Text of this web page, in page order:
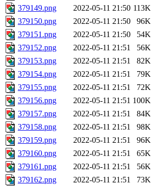
379149.png
2022-05-11 21:50 113K
379150.png
2022-05-11 21:50
96K
379151.png
2022-05-11 21:50
54K
379152.png
2022-05-11 21:51
56K
379153.png
2022-05-11 21:51
82K
379154.png
2022-05-11 21:51
79K
379155.png
2022-05-11 21:51
72K
379156.png
2022-05-11 21:51 100K
379157.png
2022-05-11 21:51
84K
379158.png
2022-05-11 21:51
98K
379159.png
2022-05-11 21:51
96K
379160.png
2022-05-11 21:51
65K
379161.png
2022-05-11 21:51
56K
379162.png
2022-05-11 21:51
73K